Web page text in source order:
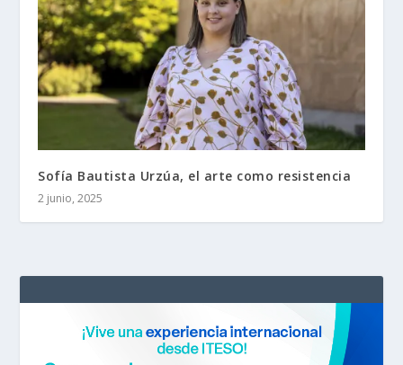
Sofía Bautista Urzúa, el arte como resistencia
2 junio, 2025